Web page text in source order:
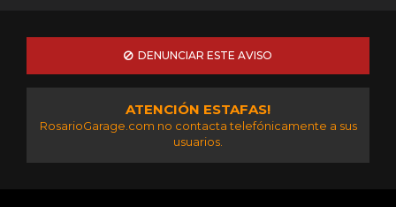
DENUNCIAR ESTE AVISO
ATENCIÓN ESTAFAS!
RosarioGarage.com no contacta telefónicamente a sus
usuarios.